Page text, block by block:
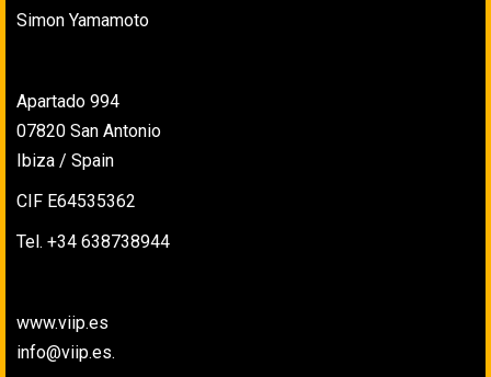
Simon Yamamoto
Apartado 994
07820 San Antonio
Ibiza / Spain
CIF E64535362
Tel. +34 638738944
www.viip.es
info@viip.es.